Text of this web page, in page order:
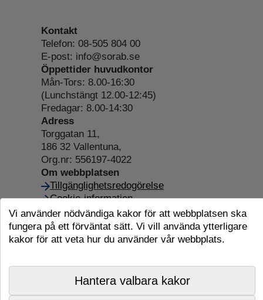
Kontakt
Telefon: 08-505 804 00
E-post: info@sorab.se
Öppettider huvudkontor
Mån-Tors: 8.00-16:30
(Lunchstängt 12.00-12:45)
Fredagar: 8.00-14:30
Adress
Torggatan 11,
186 32 Vallentuna,
Org.nr: 556197-4022
Om webbplatsen
Tillgänglighetsredogörelse
Cookie-information
Vi använder nödvändiga kakor för att webbplatsen ska
fungera på ett förväntat sätt. Vi vill använda ytterligare
kakor för att veta hur du använder vår webbplats.
Hantera valbara kakor